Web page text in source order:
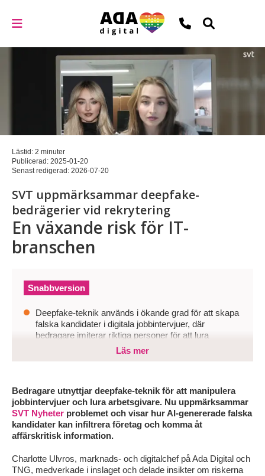
Lästid: 2 minuter
Publicerad: 2025-01-20
Senast redigerad: 2026-07-20
SVT uppmärksammar deepfake-
bedrägerier vid rekrytering
En växande risk för IT-
branschen
Snabbversion
Deepfake-teknik används i ökande grad för att skapa
falska kandidater i digitala jobbintervjuer, där
bedragare imiterar riktiga personer för att lura
arbetsgivare och ta sig in i företagssystem.
dataintrång, malware och industrispionage om man
anställer fel person.
Organisationer behöver stärka sina säkerhetsrutiner
med identitetskontroller, utbildning för rekryterare och
deepfake-bedrägerier.
Läs mer
Bedragare utnyttjar deepfake-teknik för att manipulera
jobbintervjuer och lura arbetsgivare. Nu uppmärksammar
SVT Nyheter problemet och visar hur AI-genererade falska
kandidater kan infiltrera företag och komma åt
affärskritisk information.
Charlotte Ulvros, marknads- och digitalchef på Ada Digital och
TNG, medverkade i inslaget och delade insikter om riskerna